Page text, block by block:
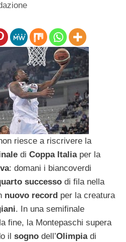
riesce a riscrivere la
di Coppa Italiaper la
: domani i biancoverdi
successo di fila nella
nuovo record per la creatura
. In una semifinale
fine, la Montepaschi supera
il sogno dell’Olimpiadi